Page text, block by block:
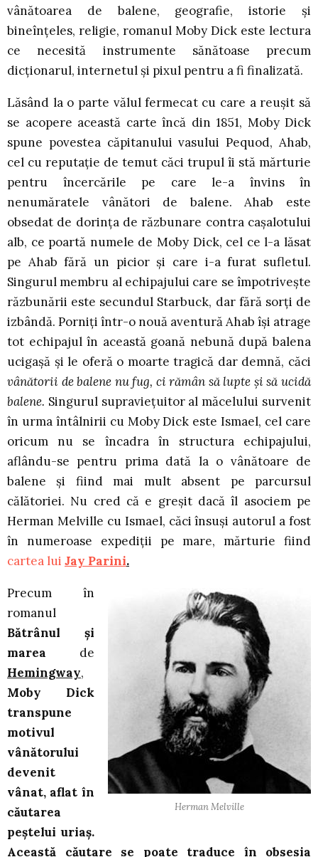
vânătoarea de balene, geografie, istorie și
bineînțeles, religie, romanul Moby Dick este lectura
ce necesită instrumente sănătoase precum
dicționarul, internetul și pixul pentru a fi finalizată.
Lăsând la o parte vălul fermecat cu care a reușit să
se acopere această carte încă din 1851, Moby Dick
spune povestea căpitanului vasului Pequod, Ahab,
cel cu reputație de temut căci trupul îi stă mărturie
pentru încercările pe care le-a învins în
nenumăratele vânători de balene. Ahab este
obsedat de dorința de răzbunare contra cașalotului
alb, ce poartă numele de Moby Dick, cel ce l-a lăsat
pe Ahab fără un picior și care i-a furat sufletul.
Singurul membru al echipajului care se împotrivește
răzbunării este secundul Starbuck, dar fără sorți de
izbândă. Porniți într-o nouă aventură Ahab își atrage
tot echipajul în această goană nebună după balena
ucigașă și le oferă o moarte tragică dar demnă, căci
vânătorii de balene nu fug, ci rămân să lupte și să ucidă
balene. Singurul supraviețuitor al măcelului survenit
în urma întâlnirii cu Moby Dick este Ismael, cel care
oricum nu se încadra în structura echipajului,
aflându-se pentru prima dată la o vânătoare de
balene și fiind mai mult absent pe parcursul
călătoriei. Nu cred că e greșit dacă îl asociem pe
Herman Melville cu Ismael, căci însuși autorul a fost
în numeroase expediții pe mare, mărturie fiind
cartea lui Jay Parini.
Herman Melville
Precum în
romanul
Bătrânul și
marea de
Hemingway,
Moby Dick
transpune
motivul
vânătorului
devenit
vânat, aflat în
căutarea
peștelui uriaș.
Această căutare se poate traduce în obsesia